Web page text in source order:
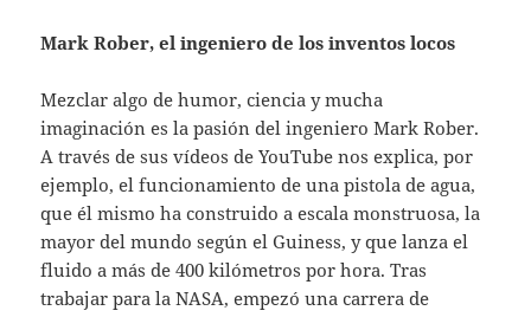
Mark Rober, el ingeniero de los inventos locos
Mezclar algo de humor, ciencia y mucha
imaginación es la pasión del ingeniero Mark Rober.
A través de sus vídeos de YouTube nos explica, por
ejemplo, el funcionamiento de una pistola de agua,
que él mismo ha construido a escala monstruosa, la
mayor del mundo según el Guiness, y que lanza el
fluido a más de 400 kilómetros por hora. Tras
trabajar para la NASA, empezó una carrera de